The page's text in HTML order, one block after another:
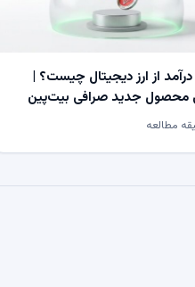
از ارز دیجیتال چیست؟ |
محصول جدید صرافی بیت‌پین